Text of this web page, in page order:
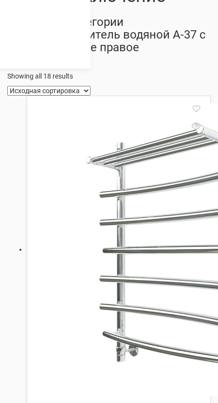
Товары из категории
Полотенцесушитель водяной А-37 с
полкой боковое правое
Showing all 18 results